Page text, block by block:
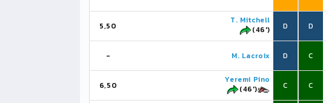
5,50
T. Mitchell
(46')
D
- M. Lacroix D
6,50
Yeremi Pino
(46')
C
D
C
C